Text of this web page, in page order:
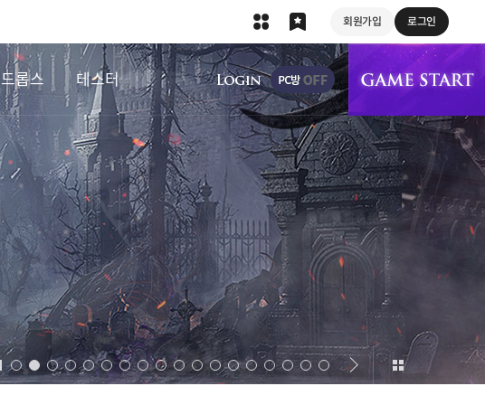
회원가입 로그인
드롭스 테스터
상단 메뉴